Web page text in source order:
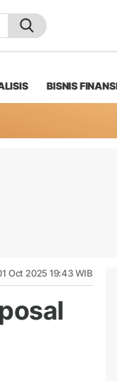
BISNIS
Oct 2025 19:43 WIB